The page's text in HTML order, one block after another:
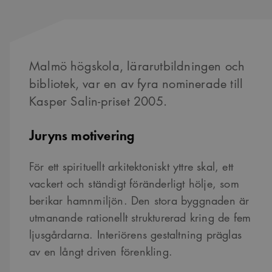
Malmö högskola, lärarutbildningen och
bibliotek, var en av fyra nominerade till
Kasper Salin-priset 2005.
Juryns motivering
För ett spirituellt arkitektoniskt yttre skal, ett
vackert och ständigt föränderligt hölje, som
berikar hamnmiljön. Den stora byggnaden är
utmanande rationellt strukturerad kring de fem
ljusgårdarna. Interiörens gestaltning präglas
av en långt driven förenkling.